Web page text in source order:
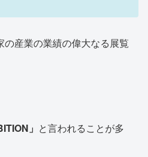
産業の業績の偉大なる展覧
」 と言われることが多